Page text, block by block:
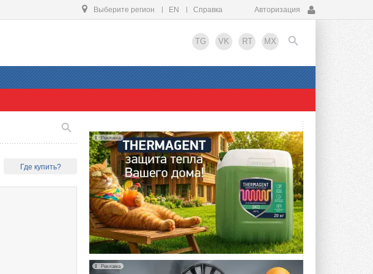
Выберите регион EN Справка Авторизация
TG VK RT MX
EN
Где купить?
Реклама
Реклама